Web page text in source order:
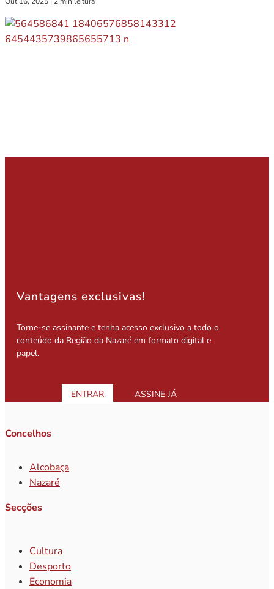
Vantagens exclusivas!
Torne-se assinante e tenha acesso exclusivo a todo o
conteúdo da Região da Nazaré em formato digital e
papel.
ENTRAR ASSINE JÁ
Concelhos
Alcobaça
Nazaré
Secções
Cultura
Desporto
Economia